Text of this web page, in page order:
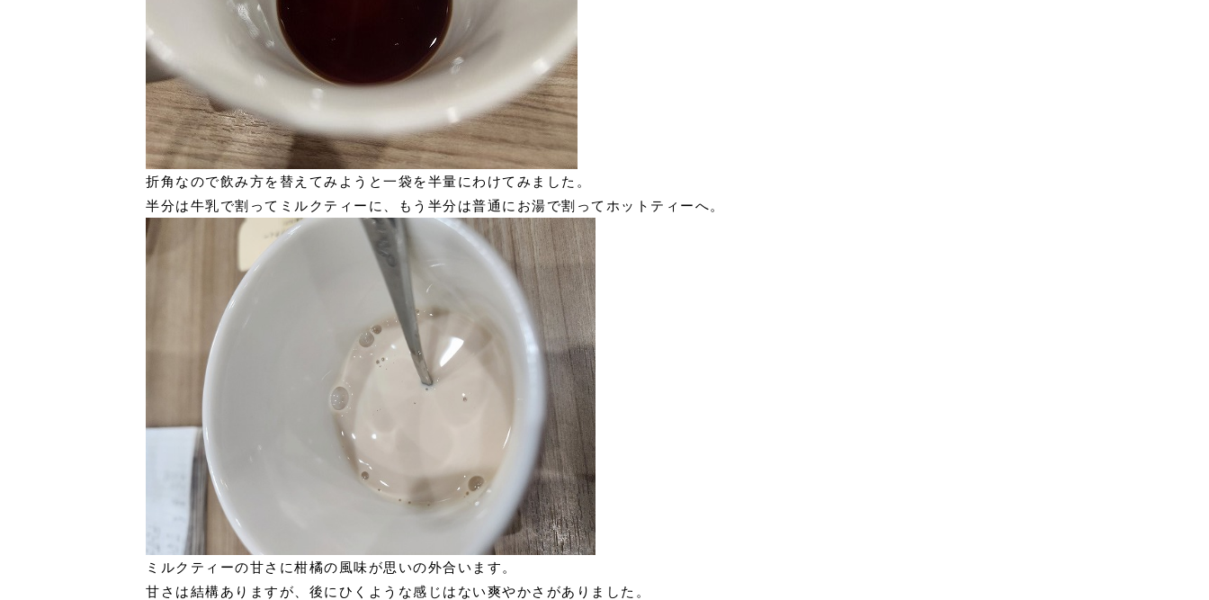
折角なので飲み方を替えてみようと一袋を半量にわけてみました。
半分は牛乳で割ってミルクティーに、もう半分は普通にお湯で割ってホットティーへ。
ミルクティーの甘さに柑橘の風味が思いの外合います。
甘さは結構ありますが、後にひくような感じはない爽やかさがありました。